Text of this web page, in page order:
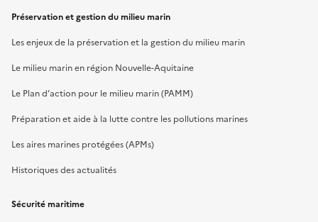
Préservation et gestion du milieu marin
Les enjeux de la préservation et la gestion du milieu marin
Le milieu marin en région Nouvelle-Aquitaine
Le Plan d’action pour le milieu marin (PAMM)
Préparation et aide à la lutte contre les pollutions marines
Les aires marines protégées (APMs)
Historiques des actualités
Sécurité maritime